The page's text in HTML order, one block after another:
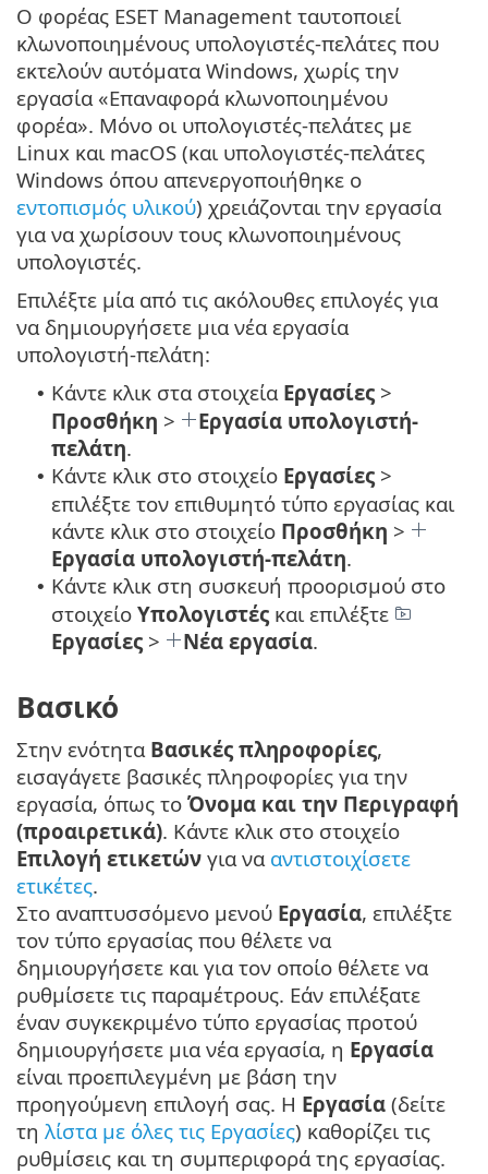
Ο φορέας ESET Management ταυτοποιεί
κλωνοποιημένους υπολογιστές-πελάτες που
εκτελούν αυτόματα Windows, χωρίς την
εργασία «Επαναφορά κλωνοποιημένου
φορέα». Μόνο οι υπολογιστές-πελάτες με
Linux και macOS (και υπολογιστές-πελάτες
Windows όπου απενεργοποιήθηκε ο
εντοπισμός υλικού) χρειάζονται την εργασία
για να χωρίσουν τους κλωνοποιημένους
υπολογιστές.
Επιλέξτε μία από τις ακόλουθες επιλογές για
να δημιουργήσετε μια νέα εργασία
υπολογιστή-πελάτη:
• Κάντε κλικ στα στοιχεία Εργασίες >
Προσθήκη >
Εργασία υπολογιστή-
πελάτη.
• Κάντε κλικ στο στοιχείο Εργασίες >
επιλέξτε τον επιθυμητό τύπο εργασίας και
κάντε κλικ στο στοιχείο Προσθήκη >
Εργασία υπολογιστή-πελάτη.
• Κάντε κλικ στη συσκευή προορισμού στο
στοιχείο Υπολογιστές και επιλέξτε
Εργασίες > Νέα εργασία.
Βασικό
Στην ενότητα Βασικές πληροφορίες,
εισαγάγετε βασικές πληροφορίες για την
εργασία, όπως το Όνομα και την Περιγραφή
(προαιρετικά). Κάντε κλικ στο στοιχείο
Επιλογή ετικετών για να αντιστοιχίσετε
ετικέτες.
Στο αναπτυσσόμενο μενού Εργασία, επιλέξτε
τον τύπο εργασίας που θέλετε να
δημιουργήσετε και για τον οποίο θέλετε να
ρυθμίσετε τις παραμέτρους. Εάν επιλέξατε
έναν συγκεκριμένο τύπο εργασίας προτού
δημιουργήσετε μια νέα εργασία, η Εργασία
είναι προεπιλεγμένη με βάση την
προηγούμενη επιλογή σας. Η Εργασία (δείτε
τη λίστα με όλες τις Εργασίες) καθορίζει τις
ρυθμίσεις και τη συμπεριφορά της εργασίας.